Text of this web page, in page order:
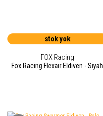
stok yok
FOX Racing
Fox Racing Flexair Eldiven - Siyah